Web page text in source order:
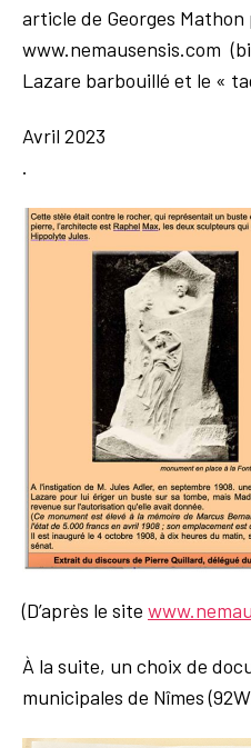
article de Georges
www.nemausensis.com
Lazare barbouillé et le «
Avril 2023
.
(D’après le site
À la suite, un choix de
municipales de Nîmes